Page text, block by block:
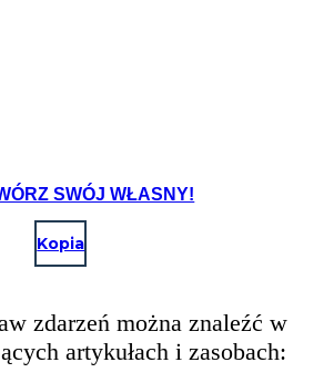
SWÓJ WŁASNY!
Kopia
zdarzeń można znaleźć w
artykułach i zasobach: